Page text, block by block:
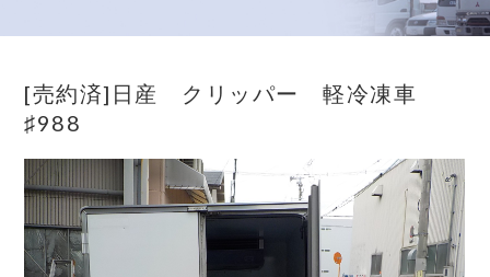
[売約済]日産 クリッパー 軽冷凍車
♯988